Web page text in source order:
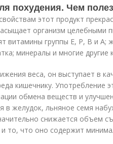
похудения. Чем
этот продукт
организм целебными
витамины группы Е, Р, В и
минералы и многие другие
веса, он выступает в
кишечнику. Употребление
обмена веществ и
в желудок, льняное семя
снижается объем
то, что оно содержит